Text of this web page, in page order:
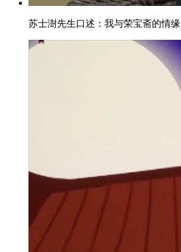
苏士澍先生口述：我与荣宝斋的情缘